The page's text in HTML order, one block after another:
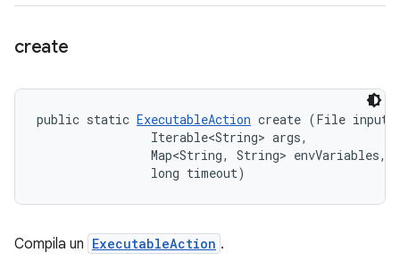
create
public static ExecutableAction create (File
                Iterable<String> args,
                Map<String, String> envVariables,
                long timeout)
Compila un ExecutableAction .